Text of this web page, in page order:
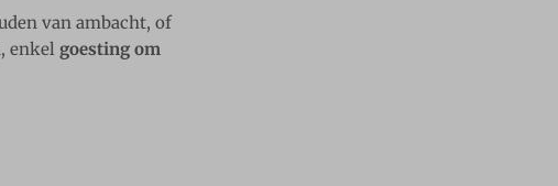
van ambacht, of
enkel goesting om